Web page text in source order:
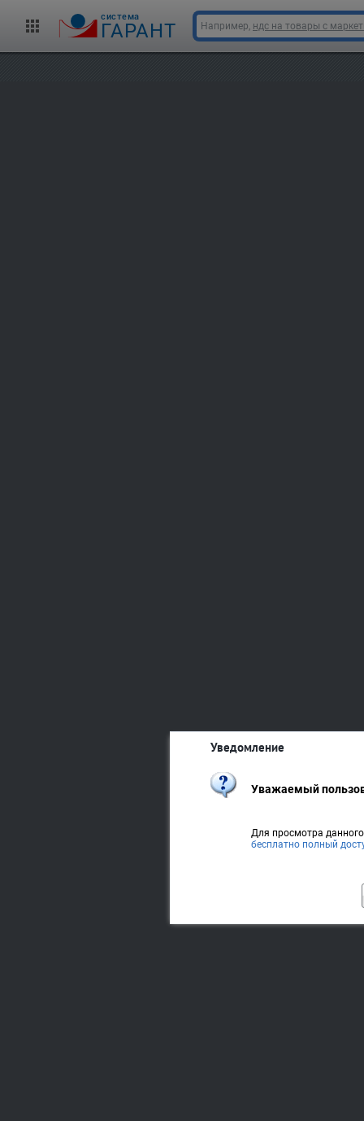
cистема
ГАРАНТ Например, ндс на товары с
Уведомление
Уважаемый
Для просмотра
бесплатно полный